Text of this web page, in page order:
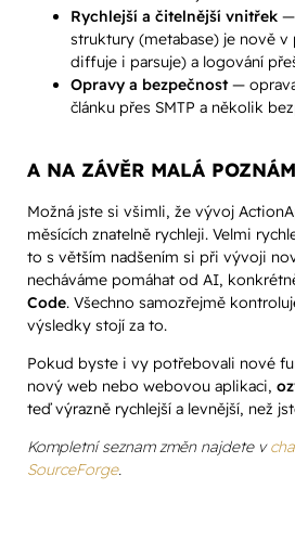
Rychlejší a čitelnější vnitřek —
struktury (metabase) je nově v
diffuje i parsuje) a logování
Opravy a bezpečnost—
článku přes SMTP a několik
A NA ZÁVĚR MALÁ
Možná jste si všimli, že vývoj
měsících znatelně rychleji. Velmi
to s větším nadšením si při vývoji
necháváme pomáhat od AI,
Code. Všechno samozřejmě
výsledky stojí za to.
Pokud byste i vy potřebovali nové
nový web nebo webovou aplikaci,
teď výrazně rychlejší a levnější, než
Kompletní seznam změn najdete v
SourceForge.